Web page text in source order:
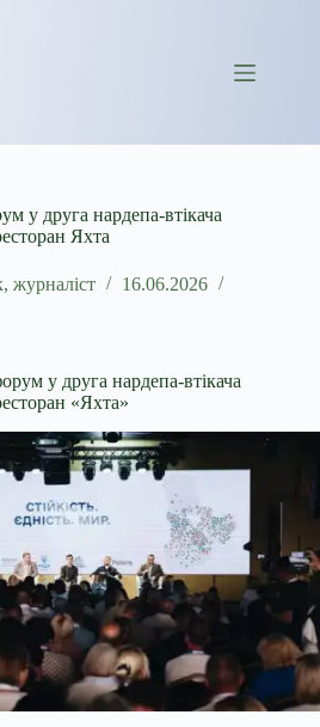
у друга нардепа-втікача
Яхта
журналіст
16.06.2026
у друга нардепа-втікача
«Яхта»